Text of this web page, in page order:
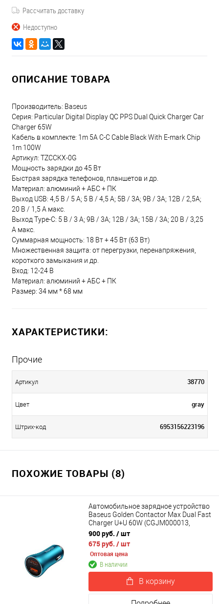
Рассчитать доставку
Недоступно
ОПИСАНИЕ ТОВАРА
Производитель: Baseus
Серия: Particular Digital Display QC PPS Dual Quick Charger Car
Charger 65W
Кабель в комплекте: 1m 5A C-C Cable Black With E-mark Chip
1m 100W
Артикул: TZCCKX-0G
Мощность зарядки до 45 Вт
Быстрая зарядка телефонов, планшетов и др.
Материал: алюминий + АБС + ПК
Выход USB: 4,5 В / 5 А; 5 В / 4,5 А; 5В / 3А; 9В / 3А; 12В / 2,5А;
20 В / 1,5 А макс.
Выход Type-C: 5 В / 3 А; 9В / 3А; 12В / 3А; 15В / 3А; 20 В / 3,25
А макс.
Суммарная мощность: 18 Вт + 45 Вт (63 Вт)
Множественная защита: от перегрузки, перенапряжения,
короткого замыкания и др.
Вход: 12-24 В
Материал: алюминий + АБС + ПК
Размер: 34 мм * 68 мм
ХАРАКТЕРИСТИКИ:
Прочие
Артикул 38770
Цвет gray
Штрих-код 6953156223196
ПОХОЖИЕ ТОВАРЫ (8)
Автомобильное зарядное устройство
Baseus Golden Contactor Max Dual Fast
Charger U+U 60W (CGJM000013,
CGJM000003)
900 руб. / шт
675 руб. / шт
Оптовая цена
В наличии
В корзину